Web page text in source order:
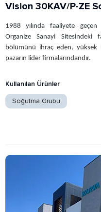
Vision 30KAV/P-ZE
1988 yılında faaliyete
Organize Sanayi Sitesindeki
bölümünü ihraç eden,
pazarın lider firmalarındandır.
Kullanılan Ürünler
Soğutma Grubu